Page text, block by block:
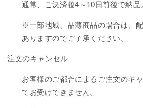
通常、ご決済後4～10日前後で納品
※一部地域、品薄商品の場合は、
ありますのでご了承ください。
注文のキャンセル
お客様のご都合によるご注文のキ
てお受けできません。